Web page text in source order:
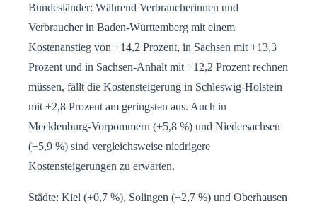
Bundesländer: Während Verbraucherinnen und
Verbraucher in Baden-Württemberg mit einem
Kostenanstieg von +14,2 Prozent, in Sachsen mit +13,3
Prozent und in Sachsen-Anhalt mit +12,2 Prozent rechnen
müssen, fällt die Kostensteigerung in Schleswig-Holstein
mit +2,8 Prozent am geringsten aus. Auch in
Mecklenburg-Vorpommern (+5,8 %) und Niedersachsen
(+5,9 %) sind vergleichsweise niedrigere
Kostensteigerungen zu erwarten.
Städte: Kiel (+0,7 %), Solingen (+2,7 %) und Oberhausen